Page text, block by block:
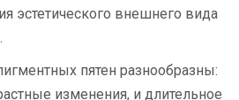
эстетического внешнего вида
пятен разнообразны:
изменения, и длительное